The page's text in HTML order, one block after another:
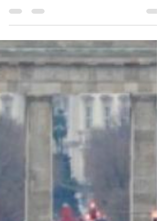
drastiquement leur politique migratoire dans
va ainsi régulariser 500 000 migrants, d'ici au
mois de juin. Une mesure issue d'une initiative
citoyenne.